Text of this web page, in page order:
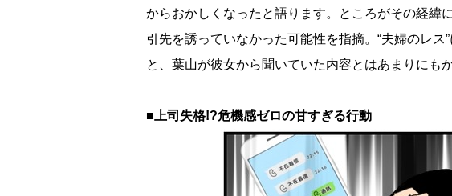
からおかしくなったと語ります。ところがその経緯
引先を誘っていなかった可能性を指摘。“夫婦のレ
と、葉山が彼女から聞いていた内容とはあまりにも
■上司失格!?危機感ゼロの甘すぎる行動